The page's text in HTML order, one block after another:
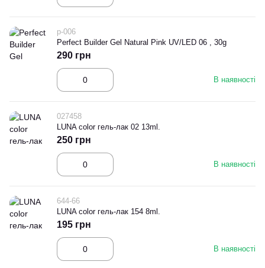
p-006
Perfect Builder Gel Natural Pink UV/LED 06 , 30g
В наявності
290 грн
027458
LUNA color гель-лак 02 13ml.
В наявності
250 грн
644-66
LUNA color гель-лак 154 8ml.
В наявності
195 грн